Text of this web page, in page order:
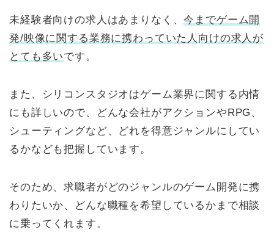
未経験者向けの求人はあまりなく、今までゲーム開
発/映像に関する業務に携わっていた人向けの求人が
とても多いです。
また、シリコンスタジオはゲーム業界に関する内情
にも詳しいので、どんな会社がアクションやRPG、
シューティングなど、どれを得意ジャンルにしてい
るかなども把握しています。
そのため、求職者がどのジャンルのゲーム開発に携
わりたいか、どんな職種を希望しているかまで相談
に乗ってくれます。